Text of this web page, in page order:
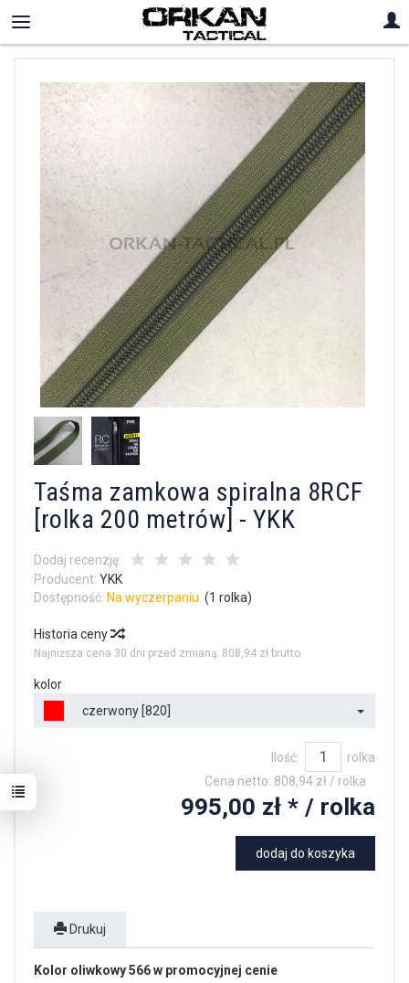
Taśma zamkowa spiralna 8RCF
[rolka 200 metrów] - YKK
Dodaj recenzję:
Producent: YKK
Dostępność: Na wyczerpaniu (1 rolka)
Historia ceny
Najniższa cena 30 dni przed zmianą: 808,94 zł brutto
kolor
czerwony [820]
Ilość:
rolka
Cena netto: 808,94 zł / rolka
995,00 zł * / rolka
dodaj do koszyka
Drukuj
Kolor oliwkowy 566 w promocyjnej cenie